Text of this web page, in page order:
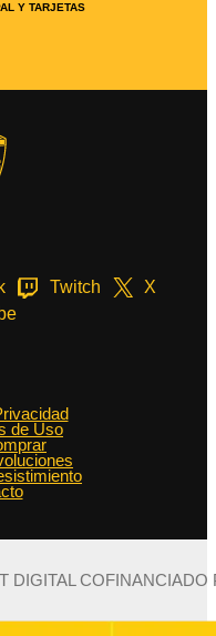
Y TARJETAS
Twitch
X
de Uso
DIGITAL